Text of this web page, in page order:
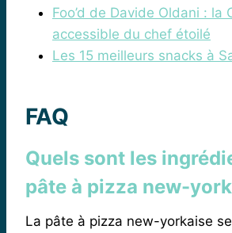
Foo’d de Davide Oldani : la
accessible du chef étoilé
Les 15 meilleurs snacks à
FAQ
Quels sont les
pâte à pizza new-
La pâte à pizza new-yorkaise